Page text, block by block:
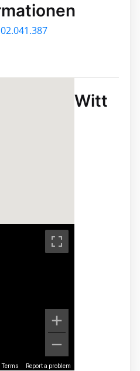
Terms Report a problem
Witt